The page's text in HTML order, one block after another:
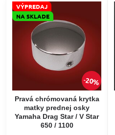
20%
VÝPREDAJ
NA SKLADE
Pravá chrómovaná krytka
matky prednej osky
Yamaha Drag Star / V Star
650 / 1100